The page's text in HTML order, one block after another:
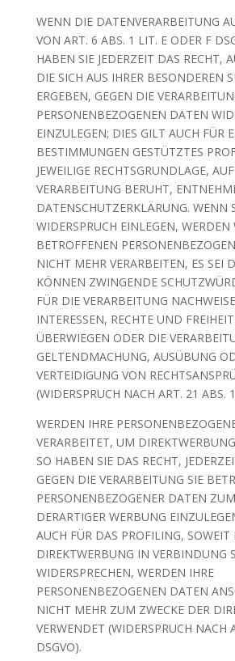
WENN DIE DATENVERARBEITUNG
VON ART. 6 ABS. 1 LIT. E ODER F
HABEN SIE JEDERZEIT DAS RECHT,
DIE SICH AUS IHRER BESONDEREN
ERGEBEN, GEGEN DIE
PERSONENBEZOGENEN DATEN
EINZULEGEN; DIES GILT AUCH FÜR
BESTIMMUNGEN GESTÜTZTES
JEWEILIGE RECHTSGRUNDLAGE,
VERARBEITUNG BERUHT,
DATENSCHUTZERKLÄRUNG. WENN
WIDERSPRUCH EINLEGEN, WERDEN
BETROFFENEN
NICHT MEHR VERARBEITEN, ES SEI
KÖNNEN ZWINGENDE
FÜR DIE VERARBEITUNG
INTERESSEN, RECHTE UND
ÜBERWIEGEN ODER DIE
GELTENDMACHUNG, AUSÜBUNG
VERTEIDIGUNG VON
(WIDERSPRUCH NACH ART. 21 ABS.
WERDEN IHRE
VERARBEITET, UM
SO HABEN SIE DAS RECHT,
GEGEN DIE VERARBEITUNG SIE
PERSONENBEZOGENER DATEN
DERARTIGER WERBUNG
AUCH FÜR DAS PROFILING, SOWEIT
DIREKTWERBUNG IN VERBINDUNG
WIDERSPRECHEN, WERDEN IHRE
PERSONENBEZOGENEN DATEN
NICHT MEHR ZUM ZWECKE DER
VERWENDET (WIDERSPRUCH NACH
DSGVO).